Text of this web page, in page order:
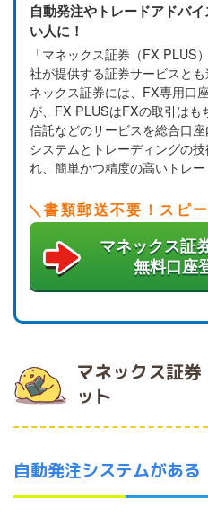
自動発注やトレードアドバ
い人に！
「マネックス証券（FX PLUS
社が提供する証券サービスと
ネックス証券には、FX専用口
が、FX PLUSはFXの取引はも
信託などのサービスを総合口
システムとトレーディングの
れ、簡単かつ精度の高いトレー
書類郵送不要！スピ
マネックス証
無料口座
マネックス証券
ット
自動発注システムがある